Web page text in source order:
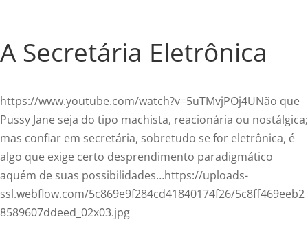
A Secretária Eletrônica
https://www.youtube.com/watch?v=5uTMvjPOj4UNão que
Pussy Jane seja do tipo machista, reacionária ou nostálgica;
mas confiar em secretária, sobretudo se for eletrônica, é
algo que exige certo desprendimento paradigmático
aquém de suas possibilidades…https://uploads-
ssl.webflow.com/5c869e9f284cd41840174f26/5c8ff469eeb2
8589607ddeed_02x03.jpg